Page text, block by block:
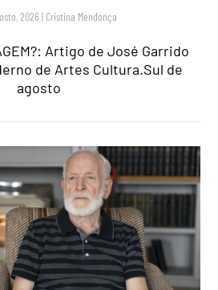
2026 | Cristina Mendonça
Artigo de José Garrido
de Artes Cultura.Sul de
agosto